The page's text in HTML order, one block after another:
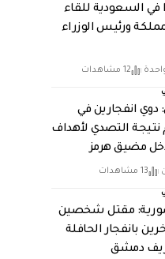
في السعودية للقاء
ورئيس الوزراء
12 مشاهدات
دوي انفجارين في
التصدي لأهداف
مضيق هرمز
13 مشاهدات
مقتل شخصين
13 اخرين بانفجار الحافلة
دمشق